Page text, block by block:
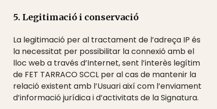
5. Legitimació i conservació
La legitimació per al tractament de l’adreça IP és
la necessitat per possibilitar la connexió amb el
lloc web a través d’Internet, sent l’interès legítim
de FET TARRACO SCCL per al cas de mantenir la
relació existent amb l’Usuari així com l’enviament
d’informació jurídica i d’activitats de la Signatura.